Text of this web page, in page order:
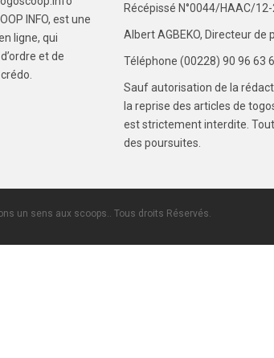
INFO, est une
ligne, qui
et de
Récépissé N°0044/HAAC/
Albert AGBEKO, Directeur de
Téléphone (00228) 90 96 63
Sauf autorisation de la
la reprise des articles de
est strictement interdite.
des poursuites.
un sens aux scoops.. Tous droits Réservés.